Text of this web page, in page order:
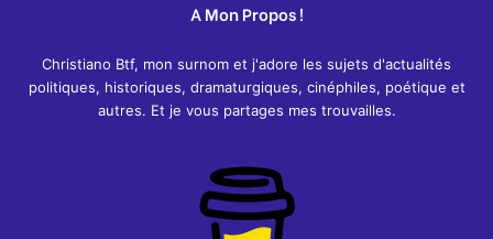
A Mon Propos !
Christiano Btf, mon surnom et j'adore les sujets d'actualités
politiques, historiques, dramaturgiques, cinéphiles, poétique et
autres. Et je vous partages mes trouvailles.